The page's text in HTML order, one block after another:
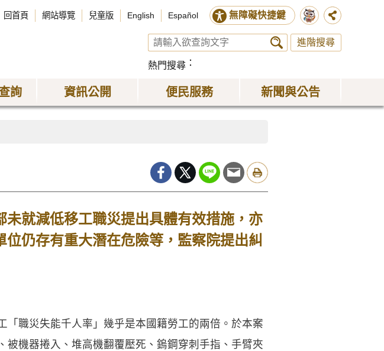
回首頁 網站導覽 兒童版 English Español 無障礙快捷鍵
進階搜尋
熱門搜尋
詢 資訊公開 便民服務 新聞與公告
就減低移工職災提出具體有效措施，亦
仍存有重大潛在危險等，監察院提出糾
職災失能千人率」幾乎是本國籍勞工的兩倍。於本案
機器捲入、堆高機翻覆壓死、鎢鋼穿刺手指、手臂夾